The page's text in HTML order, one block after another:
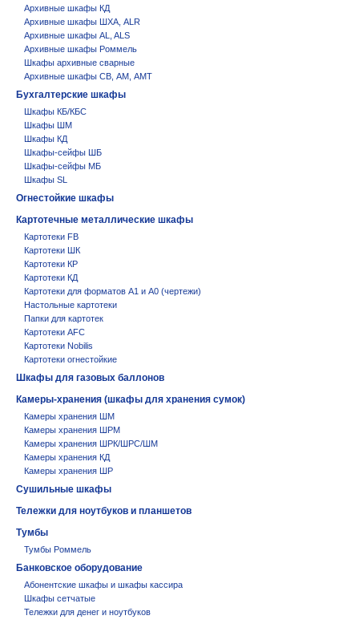
Архивные шкафы КД
Архивные шкафы ШХА, ALR
Архивные шкафы AL, ALS
Архивные шкафы Роммель
Шкафы архивные сварные
Архивные шкафы СВ, АМ, АМТ
Бухгалтерские шкафы
Шкафы КБ/КБС
Шкафы ШМ
Шкафы КД
Шкафы-сейфы ШБ
Шкафы-сейфы МБ
Шкафы SL
Огнестойкие шкафы
Картотечные металлические шкафы
Картотеки FB
Картотеки ШК
Картотеки КР
Картотеки КД
Картотеки для форматов А1 и А0 (чертежи)
Настольные картотеки
Папки для картотек
Картотеки AFC
Картотеки Nobilis
Картотеки огнестойкие
Шкафы для газовых баллонов
Камеры-хранения (шкафы для хранения сумок)
Камеры хранения ШМ
Камеры хранения ШРМ
Камеры хранения ШРК/ШРС/ШМ
Камеры хранения КД
Камеры хранения ШР
Сушильные шкафы
Тележки для ноутбуков и планшетов
Тумбы
Тумбы Роммель
Банковское оборудование
Абонентские шкафы и шкафы кассира
Шкафы сетчатые
Тележки для денег и ноутбуков